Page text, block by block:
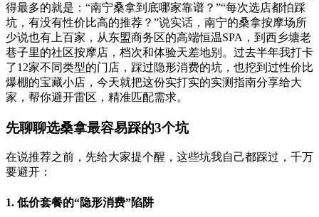
得最多的就是：“南宁桑拿到底哪家靠谱？”“每次选店都怕踩
坑，有没有性价比高的推荐？”说实话，南宁的桑拿按摩场所
少说也有上百家，从东盟商务区的高端恒温SPA，到西乡塘老
巷子里的社区按摩店，档次和体验天差地别。过去半年我打卡
了12家不同类型的门店，踩过隐形消费的坑，也挖到过性价比
爆棚的宝藏小店，今天就把这份实打实的实测指南分享给大
家，帮你避开雷区，精准匹配需求。
先聊聊选桑拿最容易踩的3个坑
在说推荐之前，先给大家提个醒，这些坑我自己都踩过，千万
要避开：
1. 低价套餐的“隐形消费”陷阱